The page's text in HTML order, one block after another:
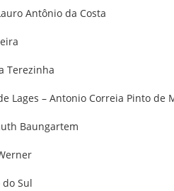
Antônio da Costa
Terezinha
Lages – Antonio Correia Pinto de
Baungartem
Sul